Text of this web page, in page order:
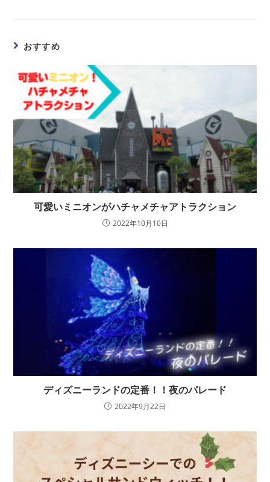
おすすめ
可愛いミニオンがハチャメチャアトラクション
2022年10月10日
ディズニーランドの定番！！夜のパレード
2022年9月22日